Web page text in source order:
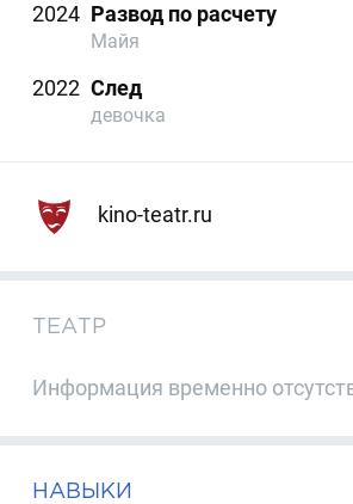
2024 Развод по расчету
Майя
2022 След
девочка
kino-teatr.ru
ТЕАТР
Информация временно
НАВЫКИ